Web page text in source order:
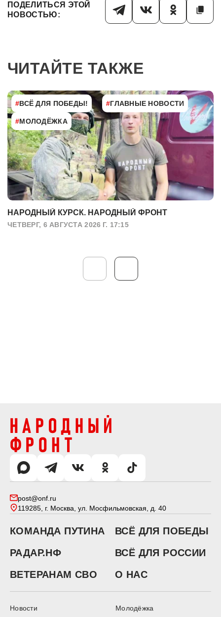
ПОДЕЛИТЬСЯ ЭТОЙ
НОВОСТЬЮ:
ЧИТАЙТЕ ТАКЖЕ
#ВСЁ ДЛЯ ПОБЕДЫ! #ГЛАВНЫЕ НОВОСТИ
#МОЛОДЁЖКА
НАРОДНЫЙ КУРСК. НАРОДНЫЙ ФРОНТ
ЧЕТВЕРГ, 6 АВГУСТА 2026 Г. 17:15
post@onf.ru
119285, г. Москва, ул. Мосфильмовская, д. 40
КОМАНДА ПУТИНА
ВСЁ ДЛЯ ПОБЕДЫ
РАДАР.НФ
ВСЁ ДЛЯ РОССИИ
ВЕТЕРАНАМ СВО
О НАС
Новости Молодёжка